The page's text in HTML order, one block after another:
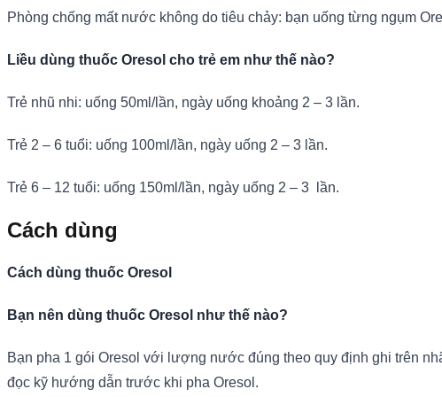
Phòng chống mất nước không do tiêu chảy: bạn uống từng ngụm
Liều dùng thuốc Oresol cho trẻ em như thế nào?
Trẻ nhũ nhi: uống 50ml/lần, ngày uống khoảng 2 – 3 lần.
Trẻ 2 – 6 tuổi: uống 100ml/lần, ngày uống 2 – 3 lần.
Trẻ 6 – 12 tuổi: uống 150ml/lần, ngày uống 2 – 3 lần.
Cách dùng
Cách dùng thuốc Oresol
Bạn nên dùng thuốc Oresol như thế nào?
Bạn pha 1 gói Oresol với lượng nước đúng theo quy định ghi trên
đọc kỹ hướng dẫn trước khi pha Oresol.